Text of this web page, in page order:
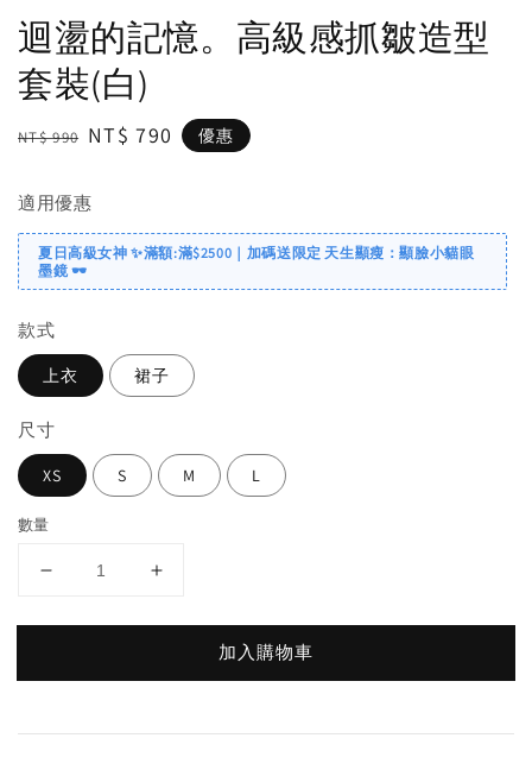
迴盪的記憶。高級感抓皺造型
套裝(白)
Regular
NT$ 990 Sale
NT$ 790 優惠
適用優惠
夏日高級女神 ✨滿額:滿$2500｜加碼送限定 天生顯瘦：顯臉小貓眼
墨鏡 🕶️
款式
上衣 裙子
尺寸
XS S M L
數量
加入購物車